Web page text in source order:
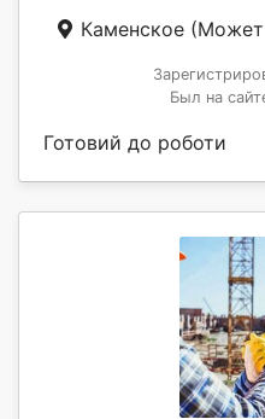
Каменское (Может
Был на
Готовий до роботи